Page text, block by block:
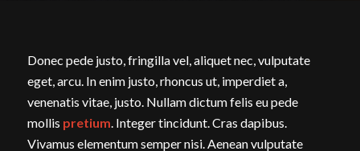
Donec pede justo, fringilla vel, aliquet nec, vulputate
eget, arcu. In enim justo, rhoncus ut, imperdiet a,
venenatis vitae, justo. Nullam dictum felis eu pede
mollis pretium. Integer tincidunt. Cras dapibus.
Vivamus elementum semper nisi. Aenean vulputate